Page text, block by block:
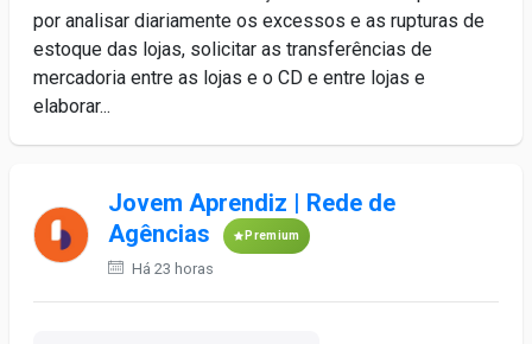
por analisar diariamente os excessos e as rupturas de
estoque das lojas, solicitar as transferências de
mercadoria entre as lojas e o CD e entre lojas e
elaborar...
Jovem Aprendiz | Rede de
Agências
Premium
Há 23 horas